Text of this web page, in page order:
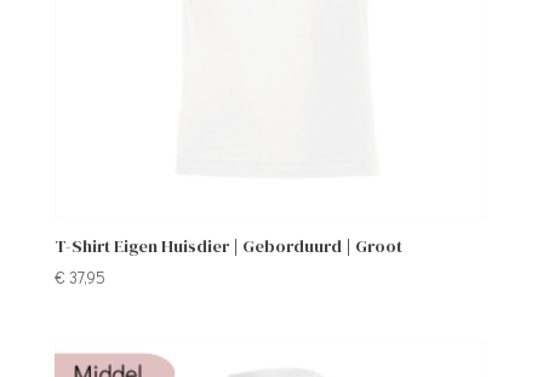
T-Shirt Eigen Huisdier | Geborduurd | Groot
€ 37,95